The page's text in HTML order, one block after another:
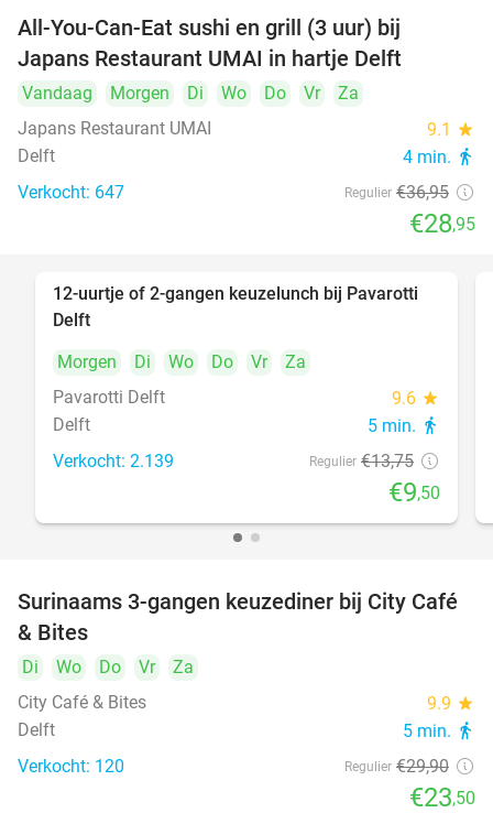
All-You-Can-Eat sushi en grill (3 uur) bij
Japans Restaurant UMAI in hartje Delft
Vandaag Morgen Di Wo Do Vr
Za
Japans Restaurant UMAI
9.1 star
Delft 4 min. directions_walk
Verkocht: 647 Regulier €36,95
€28,95
31%
12-uurtje of 2-gangen keuzelunch bij Pavarotti
Delft
Morgen
Di Wo Do Vr
Za
Pavarotti Delft
9.6 star
Delft 5 min. directions_walk
Verkocht: 2.139 Regulier €13,75
€9,50
21%
Surinaams 3-gangen keuzediner bij City Café
& Bites
Di Wo Do Vr
Za
City Café & Bites
9.9 star
Delft 5 min. directions_walk
Verkocht: 120 Regulier €29,90
€23,50